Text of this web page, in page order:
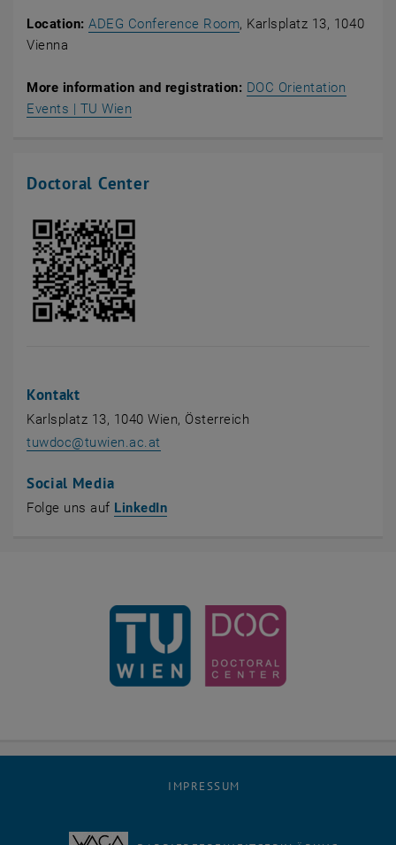
Location:ADEG Conference Room, öffnet eine externe
, Karlsplatz 13, 1040
Vienna
More information and registration: DOC Orientation
Events | TU Wien
Doctoral Center
Kontakt
Karlsplatz 13, 1040 Wien, Österreich
tuwdoc@tuwien.ac.at
Social Media
Folge uns auf LinkedIn, öffnet eine externe URL in einem
IMPRESSUM